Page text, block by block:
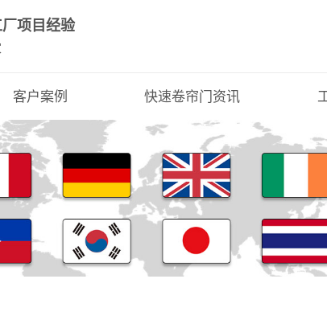
项目经验
客户案例 快速卷帘门资讯